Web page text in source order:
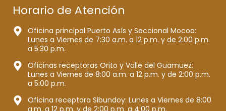
Horario de Atención
Oficina principal Puerto Asís y Seccional Mocoa:
Lunes a Viernes de 7:30 a.m. a 12 p.m. y de 2:00 p.m.
a 5:30 p.m.
Oficinas receptoras Orito y Valle del Guamuez:
Lunes a Viernes de 8:00 a.m. a 12 p.m. y de 2:00 p.m.
a 5:00 p.m.
Oficina receptora Sibundoy: Lunes a Viernes de 8:00